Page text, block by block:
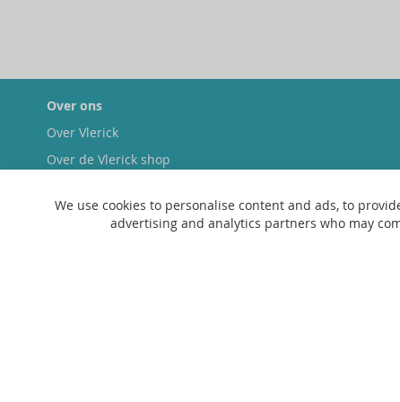
Over ons
Over Vlerick
Over de Vlerick shop
We use cookies to personalise content and ads, to
advertising and analytics partners who may